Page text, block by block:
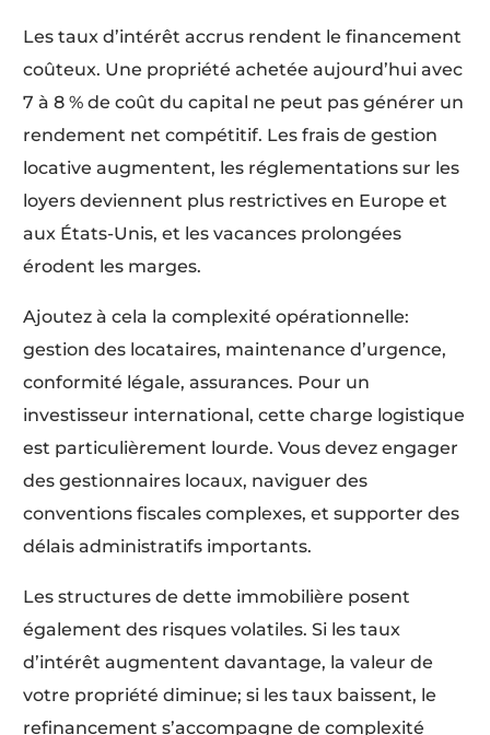
Les taux d’intérêt accrus rendent le financement
coûteux. Une propriété achetée aujourd’hui avec
7 à 8 % de coût du capital ne peut pas générer un
rendement net compétitif. Les frais de gestion
locative augmentent, les réglementations sur les
loyers deviennent plus restrictives en Europe et
aux États-Unis, et les vacances prolongées
érodent les marges.
Ajoutez à cela la complexité opérationnelle:
gestion des locataires, maintenance d’urgence,
conformité légale, assurances. Pour un
investisseur international, cette charge logistique
est particulièrement lourde. Vous devez engager
des gestionnaires locaux, naviguer des
conventions fiscales complexes, et supporter des
délais administratifs importants.
Les structures de dette immobilière posent
également des risques volatiles. Si les taux
d’intérêt augmentent davantage, la valeur de
votre propriété diminue; si les taux baissent, le
refinancement s’accompagne de complexité